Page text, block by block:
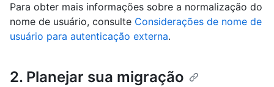
Para obter mais informações sobre a normalização do
nome de usuário, consulte Considerações de nome de
usuário para autenticação externa.
2. Planejar sua migração